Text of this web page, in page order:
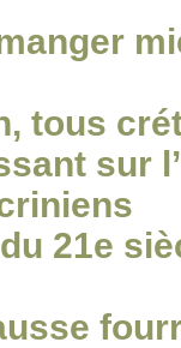
tous
sur
21e